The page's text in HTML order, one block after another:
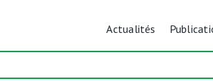
Actualités